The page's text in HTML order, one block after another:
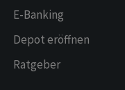
E-Banking
Depot eröffnen
Ratgeber